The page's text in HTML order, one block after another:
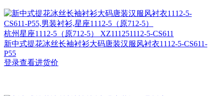
杭州星座1112-5（原712-5） XZ111251112-5-CS611
新中式提花冰丝长袖衬衫大码唐装汉服风衬衣1112-5-CS611-
P55
登录查看进货价